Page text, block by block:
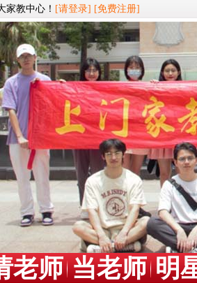
家教中心！ [请登录] [免费注册]
老师 当老师 明